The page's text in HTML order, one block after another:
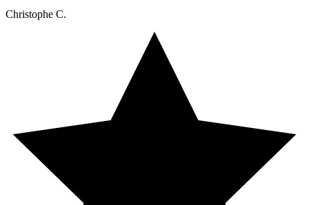
Christophe C.